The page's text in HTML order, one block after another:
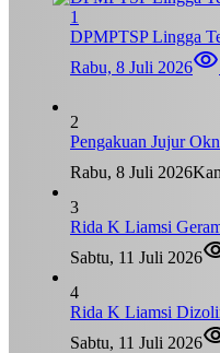
1
DPMPTSP Lingga
Rabu, 8 Juli 2026
2
Pengakuan Jujur
Rabu, 8 Juli 2026
3
Rida K Liamsi
Sabtu, 11 Juli 2026
4
Rida K Liamsi
Sabtu, 11 Juli 2026